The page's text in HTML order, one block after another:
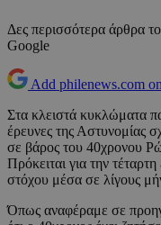
Δες περισσότερα άρθρα
Google
Add philenews.com
Στα κλειστά κυκλώματα
έρευνες της Αστυνομίας
σε βάρος του 40χρονου
Πρόκειται για την
στόχου μέσα σε λίγους
Όπως αναφέραμε σε